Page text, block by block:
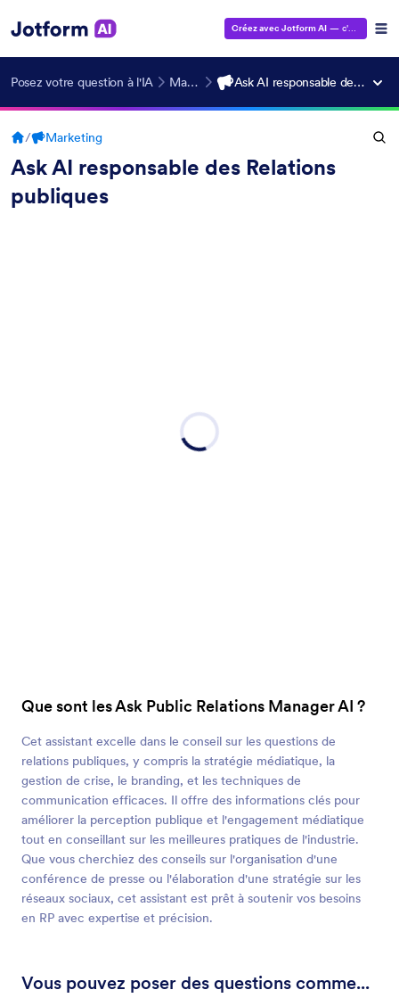
Créez avec Jotform AI — c'est gratuit !
Posez votre question à l'IA Marketing Ask AI responsable des Relations publiques
/ Marketing
Ask AI responsable des Relations
publiques
Que sont les Ask Public Relations Manager AI ?
Cet assistant excelle dans le conseil sur les questions de
relations publiques, y compris la stratégie médiatique, la
gestion de crise, le branding, et les techniques de
communication efficaces. Il offre des informations clés pour
améliorer la perception publique et l'engagement médiatique
tout en conseillant sur les meilleures pratiques de l'industrie.
Que vous cherchiez des conseils sur l'organisation d'une
conférence de presse ou l'élaboration d'une stratégie sur les
réseaux sociaux, cet assistant est prêt à soutenir vos besoins
en RP avec expertise et précision.
Vous pouvez poser des questions comme...